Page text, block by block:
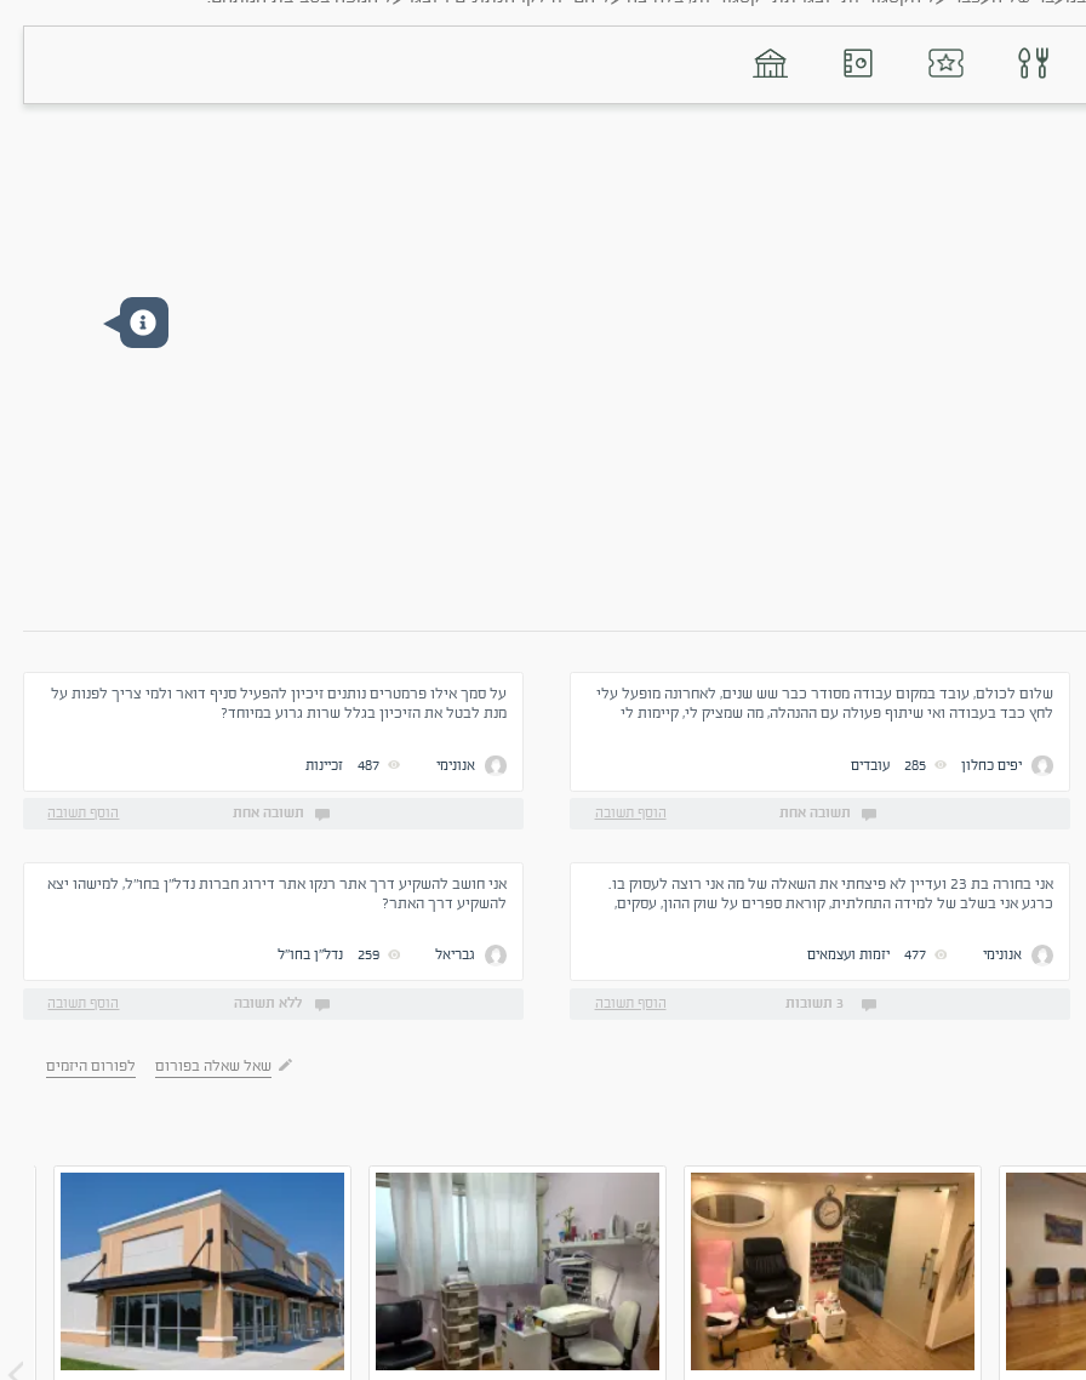
שלום לכולם, עובד במקום עבודה מסודר כבר שש שנים, לאחרונה מופעל עלי
לחץ כבד בעבודה ואי שיתוף פעולה עם ההנהלה, מה שמציק לי, קיימות לי
יפים כחלון 285 עובדים
תשובה אחת הוסף תשובה
על סמך אילו פרמטרים נותנים זיכיון להפעיל סניף דואר ולמי צריך לפנות על
מנת לבטל את הזיכיון בגלל שרות גרוע במיוחד?
אנונימי 487 זכיינות
תשובה אחת הוסף תשובה
אני בחורה בת 23 ועדיין לא פיצחתי את השאלה של מה אני רוצה לעסוק בו.
כרגע אני בשלב של למידה התחלתית, קוראת ספרים על שוק ההון, עסקים,
לעשות ומה אני אוהבת תוקע אותי מונע ממני להגדיר מטרות. תמיד רציתי
שיהיה לי עסק משלי, כרגע אני מנתחת עסקים בעצמי בבית, להבין אם כדאיים
להשתפר כיזמית, או להכיר קבוצות מעגלים דומים? איך אתם התחלתם את
אנונימי 477 יזמות ועצמאים
3 תשובות הוסף תשובה
אני חושב להשקיע דרך אתר רנקו אתר דירוג חברות נדל"ן בחו"ל, למישהו יצא
להשקיע דרך האתר?
גבריאל 259 נדל''ן בחו''ל
ללא תשובה הוסף תשובה
שאל שאלה בפורום לפורום היזמים